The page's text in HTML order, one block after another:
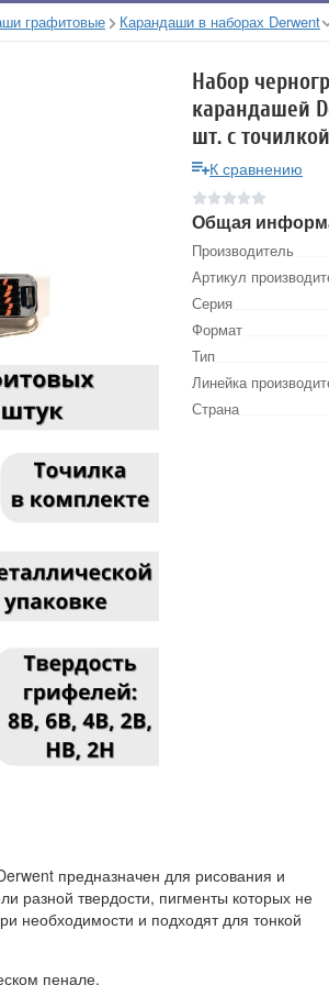
графитовые Карандаши в наборах Derwent
Набор
карандашей
шт. с
упаковке
К сравнению
Общая
Производитель
Артикул
Серия
Формат
Тип
Линейка
Страна
предназначен для рисования и
разной твердости, пигменты которых не
необходимости и подходят для тонкой
пенале.